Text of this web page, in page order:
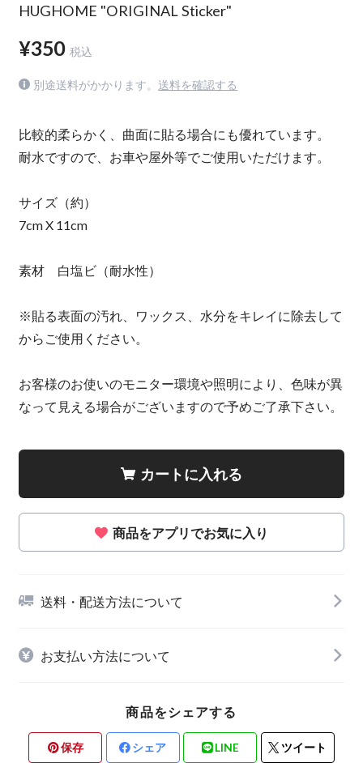
HUGHOME "ORIGINAL Sticker"
¥350 税込
別途送料がかかります。 送料を確認する
比較的柔らかく、曲面に貼る場合にも優れています。
耐水ですので、お車や屋外等でご使用いただけます。
サイズ（約）
7cm X 11cm
素材 白塩ビ（耐水性）
※貼る表面の汚れ、ワックス、水分をキレイに除去して
からご使用ください。
お客様のお使いのモニター環境や照明により、色味が異
なって見える場合がございますので予めご了承下さい。
カートに入れる
商品をアプリでお気に入り
送料・配送方法について
お支払い方法について
商品をシェアする
保存 シェア LINE ツイート